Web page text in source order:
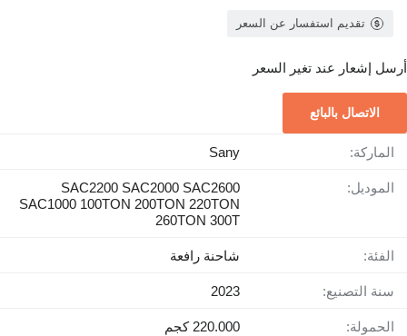
تقديم استفسار عن السعر
أرسل إشعار عند تغير السعر
الاتصال بالبائع
الماركة: Sany
الموديل:
SAC2200 SAC2000 SAC2600
SAC1000 100TON 200TON 220TON
260TON 300T
الفئة: شاحنة رافعة
سنة التصنيع: 2023
الحمولة: 220.000 كجم